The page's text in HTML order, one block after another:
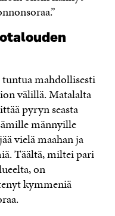
mahdollisesti
välillä. Matalalta
pyryn seasta
männyille
vielä maahan ja
Täältä, miltei pari
on
kymmeniä